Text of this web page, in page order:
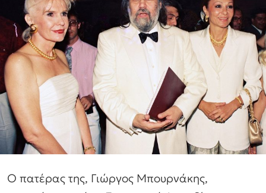
Ο πατέρας της, Γιώργος Μπουρνάκης,